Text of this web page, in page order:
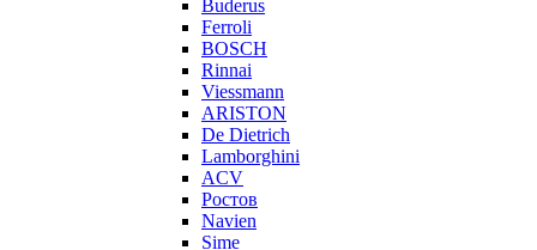
Buderus
Ferroli
BOSCH
Rinnai
Viessmann
ARISTON
De Dietrich
Lamborghini
ACV
Ростов
Navien
Sime